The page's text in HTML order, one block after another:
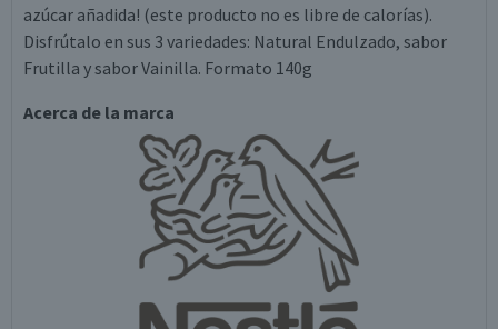
azúcar añadida! (este producto no es libre de calorías).
Disfrútalo en sus 3 variedades: Natural Endulzado, sabor
Frutilla y sabor Vainilla. Formato 140g
Acerca de la marca